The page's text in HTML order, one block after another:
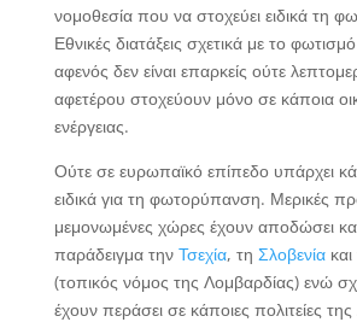
νομοθεσία που να στοχεύει ειδικά τη
Εθνικές διατάξεις σχετικά με το
αφενός δεν είναι επαρκείς ούτε
αφετέρου στοχεύουν μόνο σε κάποια
ενέργειας.
Ούτε σε ευρωπαϊκό επίπεδο υπάρχει
ειδικά για τη φωτορύπανση. Μερικές
μεμονωμένες χώρες έχουν αποδώσει
παράδειγμα την Τσεχία, τη Σλοβενίακαι
(τοπικός νόμος της Λομβαρδίας) ενώ
έχουν περάσει σε κάποιες πολιτείες